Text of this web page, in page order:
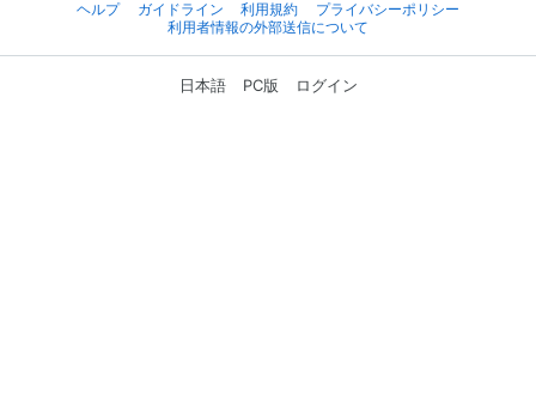
ヘルプ
ガイドライン 利用規約
プライバシーポリシー
利用者情報の外部送信について
日本語 PC版 ログイン